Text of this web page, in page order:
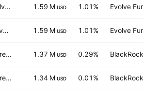
Evolve Cyber Security Index Fund 1.59 M USD 1.01% Evolve
Evolve Cyber Security Index Fund 1.59 M USD 1.01% Evolve
iShares Smart City Infrastructure UCITS ETF USD 1.37 M USD 0.29%
iShares Core MSCI Europe ETF 1.34 M USD 0.01%